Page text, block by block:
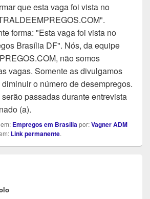
que esta vaga foi vista no
forma: "Esta vaga foi vista no
Brasília DF". Nós, da equipe
não somos
vagas. Somente as divulgamos
o número de desempregos.
passadas durante entrevista
(a).
Empregos em Brasíliapor:Vagner ADM
Link permanente.